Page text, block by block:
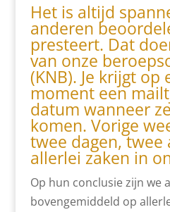
Het is altijd
anderen
presteert. Dat
van onze
(KNB). Je krijgt op
moment een
datum wanneer
komen. Vorige
twee dagen, twee
allerlei zaken in
Op hun conclusie zijn we
bovengemiddeld op